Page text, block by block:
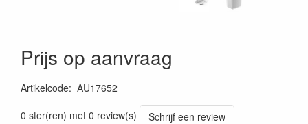
Prijs op aanvraag
Artikelcode: AU17652
0 ster(ren) met 0 review(s)
Schrijf een review